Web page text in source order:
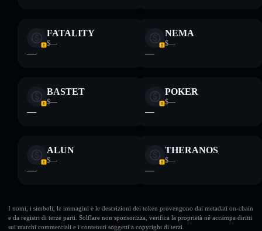
FATALITY
$—
—
NEMA
$—
—
BASTET
$—
—
POKER
$—
—
ALUN
$—
—
THERANOS
$—
—
I nomi, i simboli, le immagini e le descrizioni dei token provengono dai metadati on-chain
e da registri di terze parti. Solflare non sponsorizza, verifica la proprietà né accampa diritti
sui marchi commerciali e i contenuti soggetti a copyright di terzi.